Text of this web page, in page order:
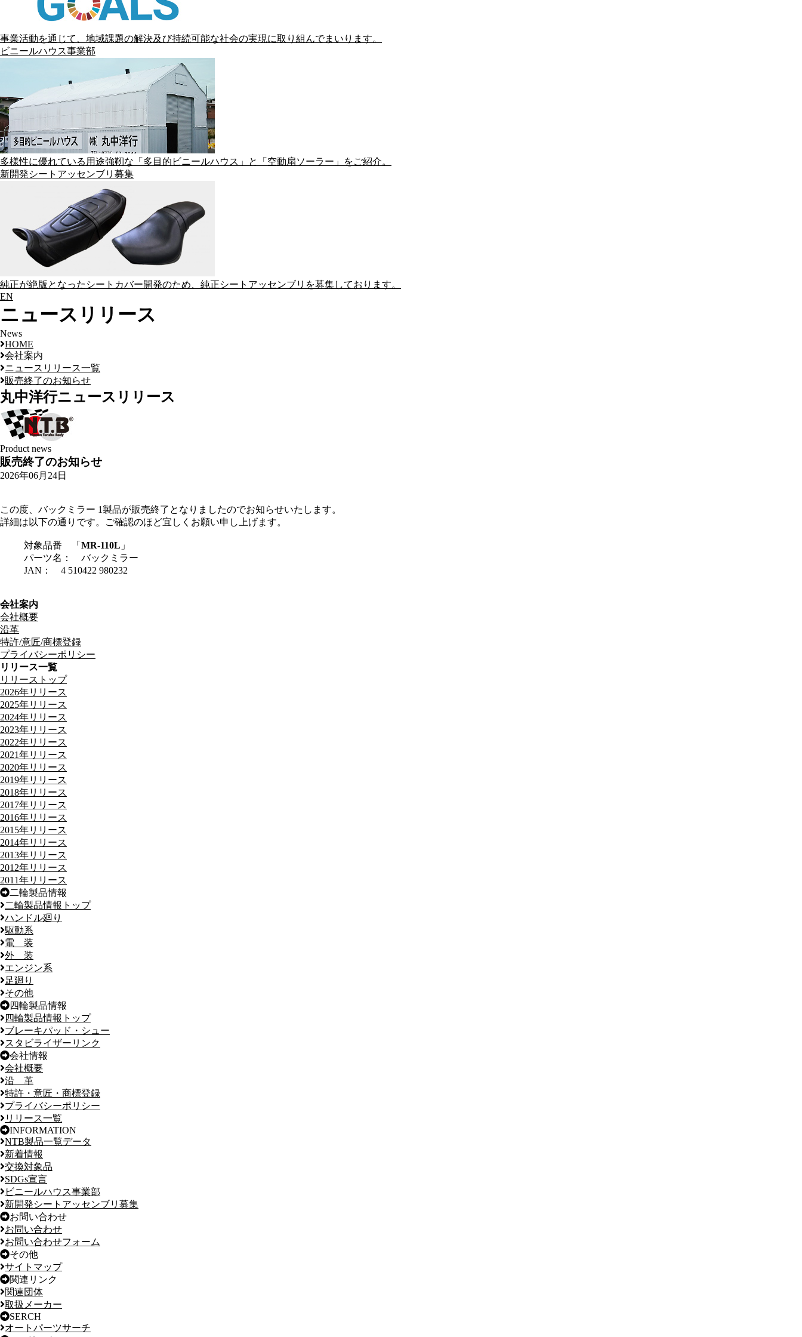
事業活動を通じて、地域課題の解決及び持続可能な社会の実現に取り組んでまいります。
ビニールハウス事業部
多様性に優れている用途強靭な「多目的ビニールハウス」と「空動扇ソーラー」をご紹介。
新開発シートアッセンブリ募集
純正が絶版となったシートカバー開発のため、純正シートアッセンブリを募集しております。
EN
ニュースリリース
News
HOME
会社案内
ニュースリリース一覧
販売終了のお知らせ
丸中洋行ニュースリリース
Product news
販売終了のお知らせ
2026年06月24日
この度、バックミラー 1製品が販売終了となりましたのでお知らせいたします。
詳細は以下の通りです。ご確認のほど宜しくお願い申し上げます。
対象品番 「 MR-110L 」
パーツ名： バックミラー
JAN： 4 510422 980232
会社案内
会社概要
沿革
特許/意匠/商標登録
プライバシーポリシー
リリース一覧
リリーストップ
2026年リリース
2025年リリース
2024年リリース
2023年リリース
2022年リリース
2021年リリース
2020年リリース
2019年リリース
2018年リリース
2017年リリース
2016年リリース
2015年リリース
2014年リリース
2013年リリース
2012年リリース
2011年リリース
二輪製品情報
二輪製品情報トップ
ハンドル廻り
駆動系
電 装
外 装
エンジン系
足廻り
その他
四輪製品情報
四輪製品情報トップ
ブレーキパッド・シュー
スタビライザーリンク
会社情報
会社概要
沿 革
特許・意匠・商標登録
プライバシーポリシー
リリース一覧
INFORMATION
NTB製品一覧データ
新着情報
交換対象品
SDGs宣言
ビニールハウス事業部
新開発シートアッセンブリ募集
お問い合わせ
お問い合わせ
お問い合わせフォーム
その他
サイトマップ
関連リンク
関連団体
取扱メーカー
SERCH
オートパーツサーチ